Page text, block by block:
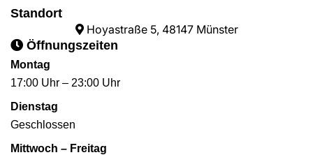
Standort
Hoyastraße 5, 48147 Münster
Öffnungszeiten
Montag
17:00 Uhr – 23:00 Uhr
Dienstag
Geschlossen
Mittwoch – Freitag